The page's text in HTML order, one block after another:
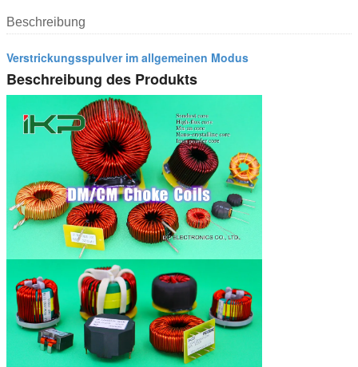
Beschreibung
Verstrickungsspulver im allgemeinen Modus
Beschreibung des Produkts